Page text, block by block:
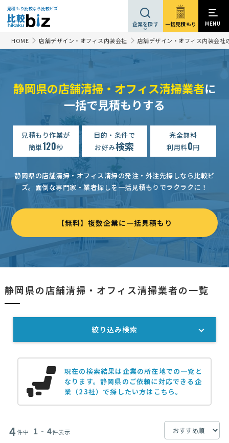
見積もり比較なら比較ビズ
企業を探す 一括見積もり MENU
HOME 店舗デザイン・オフィス内装会社 店舗デザイン・オフィス内装会社
静岡県の店舗清掃・オフィス清掃業者に
一括で見積もりする
見積もり作業が
簡単120秒
目的・条件で
お好み検索
完全無料
利用料0円
静岡県の店舗清掃・オフィス清掃の発注・外注先探しなら比較ビ
ズ。 面倒な専門家・業者探しを一括見積もりでラクラクに！
【無料】複数企業に一括見積もり
静岡県の店舗清掃・オフィス清掃業者の一覧
現在の検索結果は企業の所在地での一覧と
なります。静岡県のご依頼に対応できる企
業（23社）で探したい方はこちら。
4件中 1 - 4件表示
絞り込み検索